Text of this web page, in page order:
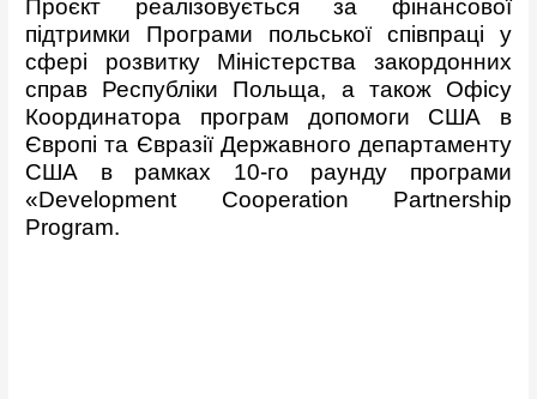
Проєкт реалізовується за фінансової
підтримки Програми польської співпраці у
сфері розвитку Міністерства закордонних
справ Республіки Польща, а також Офісу
Координатора програм допомоги США в
Європі та Євразії Державного департаменту
США в рамках 10-го раунду програми
«Development Cooperation Partnership
Program.